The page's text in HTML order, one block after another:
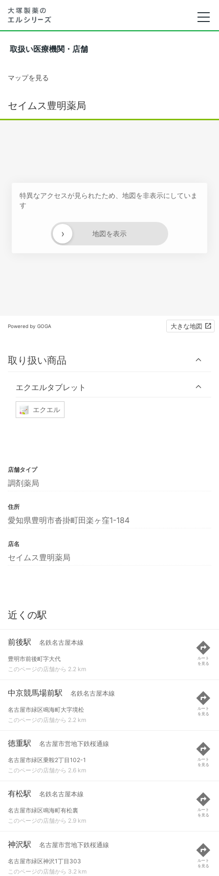
取扱い医療機関・店舗
マップを見る
セイムス豊明薬局
特異なアクセスが見られたため、地図を非表示にしていま
す
地図を表示
›
Powered by GOGA 大きな地図
取り扱い商品
エクエルタブレット
エクエル
店舗タイプ
調剤薬局
住所
愛知県豊明市沓掛町田楽ヶ窪1-184
店名
セイムス豊明薬局
近くの駅
前後駅 名鉄名古屋本線
豊明市前後町字大代
このページの店舗から 2.2 km
ルート
を見る
中京競馬場前駅 名鉄名古屋本線
名古屋市緑区鳴海町大字境松
このページの店舗から 2.2 km
ルート
を見る
徳重駅 名古屋市営地下鉄桜通線
名古屋市緑区乗鞍2丁目102-1
このページの店舗から 2.6 km
ルート
を見る
有松駅 名鉄名古屋本線
名古屋市緑区鳴海町有松裏
このページの店舗から 2.9 km
ルート
を見る
神沢駅 名古屋市営地下鉄桜通線
名古屋市緑区神沢1丁目303
このページの店舗から 3.2 km
ルート
を見る